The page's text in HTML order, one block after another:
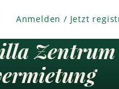
Anmelden / Jetzt
Zentrum